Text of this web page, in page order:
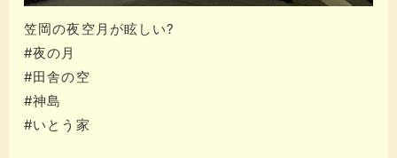
笠岡の夜空月が眩しい?
#夜の月
#田舎の空
#神島
#いとう家